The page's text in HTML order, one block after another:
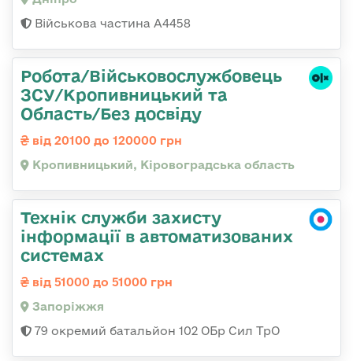
Військова частина А4458
Робота/Військовослужбовець
ЗСУ/Кропивницький та
Область/Без досвіду
від 20100 до 120000 грн
Кропивницький, Кіровоградська область
Технік служби захисту
інформації в автоматизованих
системах
від 51000 до 51000 грн
Запоріжжя
79 окремий батальйон 102 ОБр Сил ТрО